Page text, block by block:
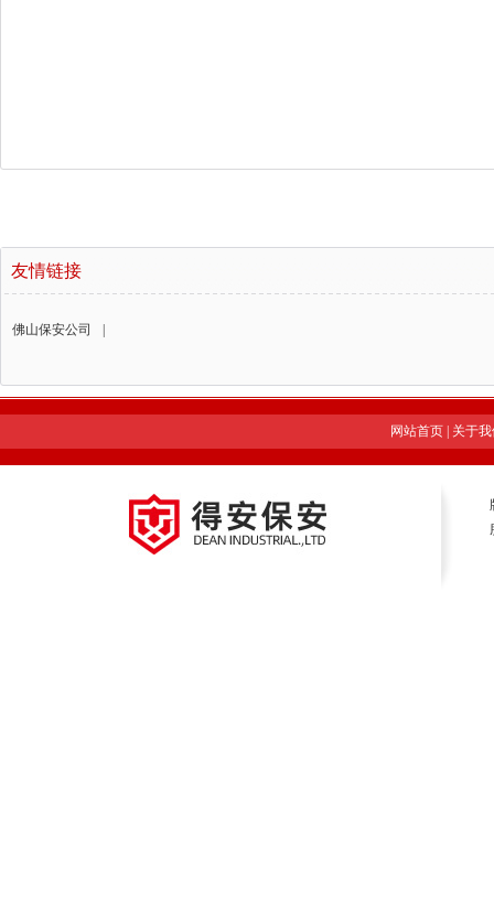
友情链接
佛山保安公司
网站首页| 关于我